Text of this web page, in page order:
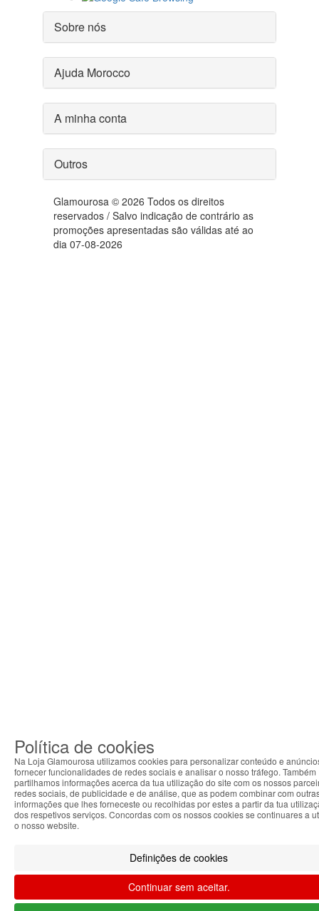
Sobre nós
Ajuda Morocco
A minha conta
Outros
Glamourosa © 2026 Todos os direitos
reservados / Salvo indicação de contrário as
promoções apresentadas são válidas até ao
dia 07-08-2026
Política de cookies
Na Loja Glamourosa utilizamos cookies para personalizar conteúdo e
fornecer funcionalidades de redes sociais e analisar o nosso tráfego. Também
partilhamos informações acerca da tua utilização do site com os nossos
redes sociais, de publicidade e de análise, que as podem combinar com
informações que lhes forneceste ou recolhidas por estes a partir da tua
dos respetivos serviços. Concordas com os nossos cookies se continuares a
o nosso website.
Definições de cookies
Continuar sem aceitar.